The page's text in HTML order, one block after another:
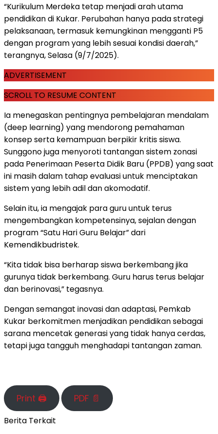
“Kurikulum Merdeka tetap menjadi arah utama
pendidikan di Kukar. Perubahan hanya pada strategi
pelaksanaan, termasuk kemungkinan mengganti P5
dengan program yang lebih sesuai kondisi daerah,”
terangnya, Selasa (9/7/2025).
ADVERTISEMENT
SCROLL TO RESUME CONTENT
Ia menegaskan pentingnya pembelajaran mendalam
(deep learning) yang mendorong pemahaman
konsep serta kemampuan berpikir kritis siswa.
Sunggono juga menyoroti tantangan sistem zonasi
pada Penerimaan Peserta Didik Baru (PPDB) yang saat
ini masih dalam tahap evaluasi untuk menciptakan
sistem yang lebih adil dan akomodatif.
Selain itu, ia mengajak para guru untuk terus
mengembangkan kompetensinya, sejalan dengan
program “Satu Hari Guru Belajar” dari
Kemendikbudristek.
“Kita tidak bisa berharap siswa berkembang jika
gurunya tidak berkembang. Guru harus terus belajar
dan berinovasi,” tegasnya.
Dengan semangat inovasi dan adaptasi, Pemkab
Kukar berkomitmen menjadikan pendidikan sebagai
sarana mencetak generasi yang tidak hanya cerdas,
tetapi juga tangguh menghadapi tantangan zaman.
Print 🖨 PDF 📄
Berita Terkait